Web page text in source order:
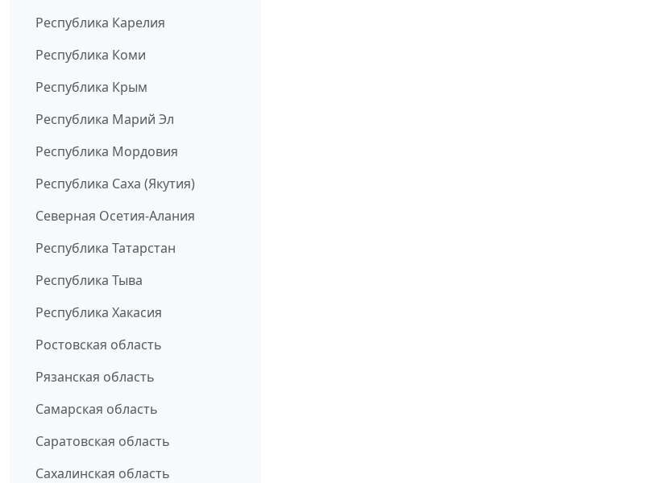
Республика Карелия
Республика Коми
Республика Крым
Республика Марий Эл
Республика Мордовия
Республика Саха (Якутия)
Северная Осетия-Алания
Республика Татарстан
Республика Тыва
Республика Хакасия
Ростовская область
Рязанская область
Самарская область
Саратовская область
Сахалинская область